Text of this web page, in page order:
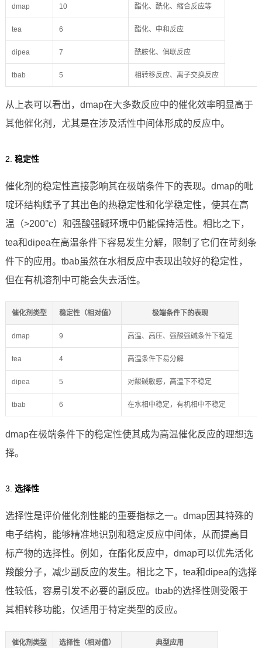
dmap 10 酯化、酰化、缩合反应等
tea 6 酯化、中和反应
dipea 7 酰胺化、偶联反应
tbab 5 相转移反应、离子交换反应
从上表可以看出，dmap在大多数反应中的催化效率明显高于
其他催化剂，尤其是在涉及活性中间体形成的反应中。
2. 稳定性
催化剂的稳定性直接影响其在极端条件下的表现。dmap的吡
啶环结构赋予了其出色的热稳定性和化学稳定性，使其在高
温（>200°c）和强酸强碱环境中仍能保持活性。相比之下，
tea和dipea在高温条件下容易发生分解，限制了它们在苛刻条
件下的应用。tbab虽然在水相反应中表现出较好的稳定性，
但在有机溶剂中可能会失去活性。
催化剂类型 稳定性（相对值） 极端条件下的表现
dmap 9 高温、高压、强酸强碱条件下稳定
tea 4 高温条件下易分解
dipea 5 对酸碱敏感，高温下不稳定
tbab 6 在水相中稳定，有机相中不稳定
dmap在极端条件下的稳定性使其成为高温催化反应的理想选
择。
3. 选择性
选择性是评价催化剂性能的重要指标之一。dmap因其特殊的
电子结构，能够精准地识别和稳定反应中间体，从而提高目
标产物的选择性。例如，在酯化反应中，dmap可以优先活化
羧酸分子，减少副反应的发生。相比之下，tea和dipea的选择
性较低，容易引发不必要的副反应。tbab的选择性则受限于
其相转移功能，仅适用于特定类型的反应。
催化剂类型 选择性（相对值） 典型应用